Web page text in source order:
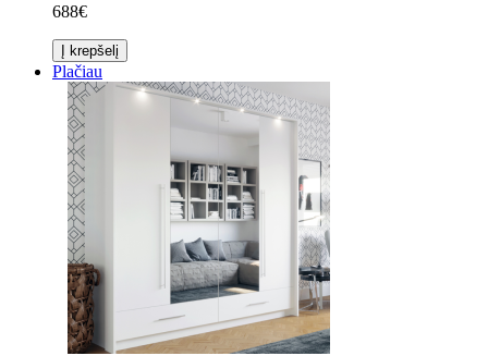
688€
Į krepšelį
Plačiau